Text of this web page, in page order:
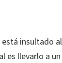
insultado
es llevarlo a